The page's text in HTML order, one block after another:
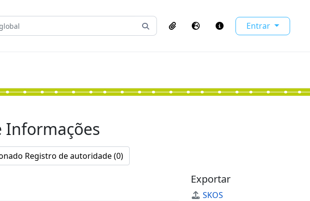
Busque na página de navegação
ClipboardIdioma Atalhos Entrar
Informações
Registro de autoridade (0)
Exportar
SKOS